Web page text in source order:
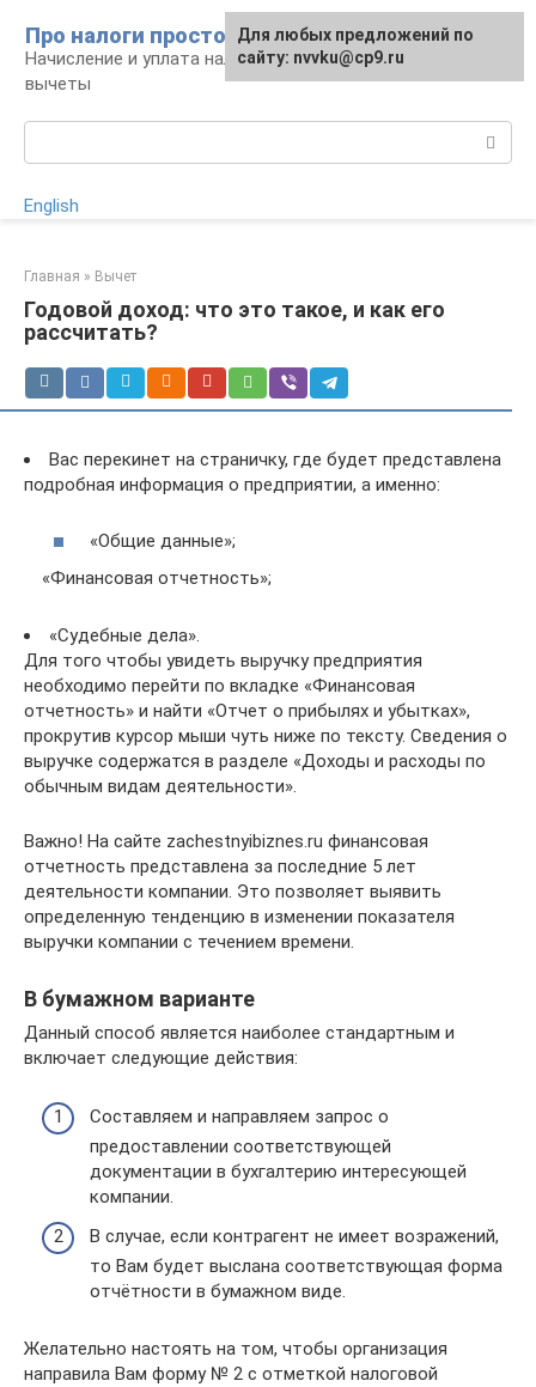
контенту
Про налоги просто
Начисление и уплата налогов, налоговые
вычеты
English
Главная » Вычет
Годовой доход: что это такое, и как его
рассчитать?
Вас перекинет на страничку, где будет представлена
подробная информация о предприятии, а именно:
«Общие данные»;
«Финансовая отчетность»;
«Судебные дела».
Для того чтобы увидеть выручку предприятия
необходимо перейти по вкладке «Финансовая
отчетность» и найти «Отчет о прибылях и убытках»,
прокрутив курсор мыши чуть ниже по тексту. Сведения о
выручке содержатся в разделе «Доходы и расходы по
обычным видам деятельности».
Важно! На сайте zachestnyibiznes.ru финансовая
отчетность представлена за последние 5 лет
деятельности компании. Это позволяет выявить
определенную тенденцию в изменении показателя
выручки компании с течением времени.
В бумажном варианте
Данный способ является наиболее стандартным и
включает следующие действия:
Составляем и направляем запрос о
предоставлении соответствующей
документации в бухгалтерию интересующей
компании.
В случае, если контрагент не имеет возражений,
то Вам будет выслана соответствующая форма
отчётности в бумажном виде.
Желательно настоять на том, чтобы организация
направила Вам форму № 2 с отметкой налоговой
Для любых предложений по
сайту: nvvku@cp9.ru